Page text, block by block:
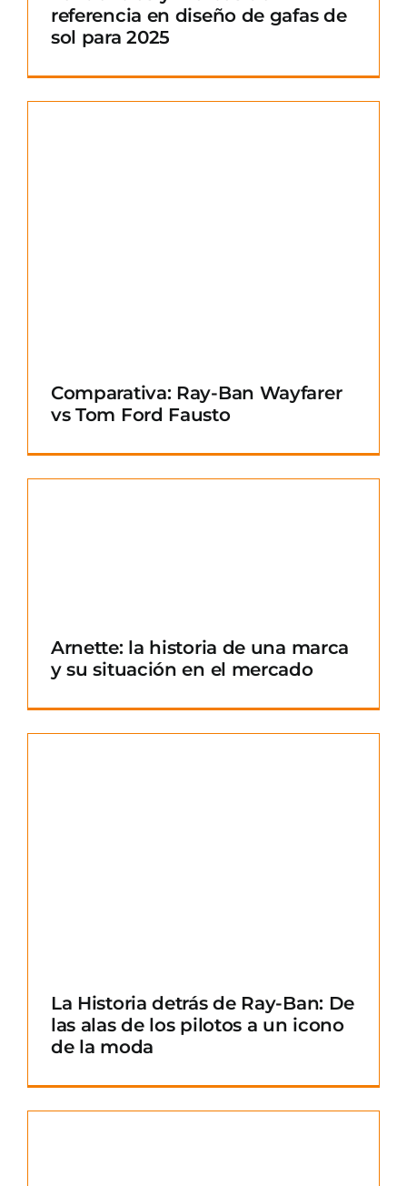
referencia en diseño de gafas de
sol para 2025
Comparativa: Ray-Ban Wayfarer
vs Tom Ford Fausto
Arnette: la historia de una marca
y su situación en el mercado
La Historia detrás de Ray-Ban: De
las alas de los pilotos a un icono
de la moda